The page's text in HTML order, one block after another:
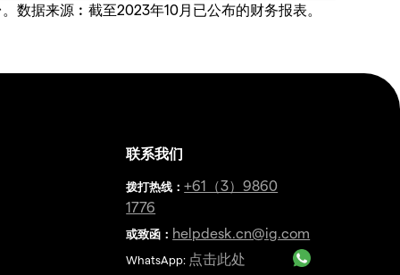
数据来源︰截至2023年10月已公布的财务报表。
联系我们
拨打热线 ：+61（3）9860
1776
或致函： helpdesk.cn@ig.com
WhatsApp: 点击此处